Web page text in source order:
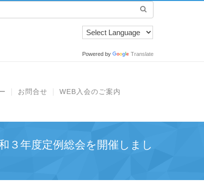
Powered by Translate
お問合せ WEB入会のご案内
３年度定例総会を開催しまし